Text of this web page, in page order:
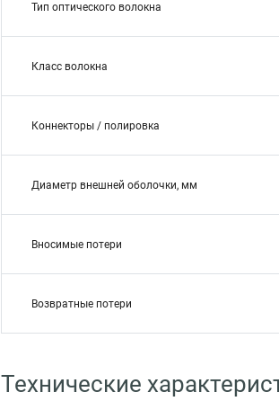
Тип оптического волокна
Класс волокна
Коннекторы / полировка
Диаметр внешней оболочки, мм
Вносимые потери
Возвратные потери
Технические